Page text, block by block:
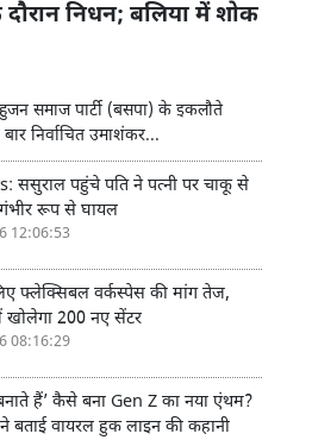
निधन; बलिया में शोक
समाज पार्टी (बसपा) के इकलौते
निर्वाचित उमाशंकर...
ससुराल पहुंचे पति ने पत्नी पर चाकू से
रूप से घायल
12:06:53
फ्लेक्सिबल वर्कस्पेस की मांग तेज,
खोलेगा 200 नए सेंटर
08:16:29
हैं’ कैसे बना Gen Z का नया एंथम?
ने बताई वायरल हुक लाइन की कहानी